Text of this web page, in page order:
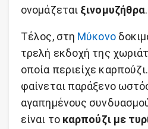
ονομάζεται ξινομυζήθρα.
Τέλος, στη Μύκονο
τρελή εκδοχή της
οποία περιείχε
φαίνεται παράξενο
αγαπημένους
είναι το καρπούζι με